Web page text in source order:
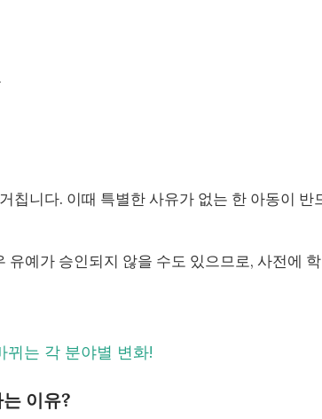
칩니다. 이때 특별한 사유가 없는 한 아동이 반
예가 승인되지 않을 수도 있으므로, 사전에
뀌는 각 분야별 변화!
이유?